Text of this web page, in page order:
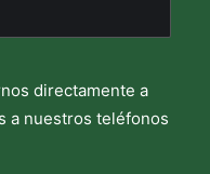
directamente a
a nuestros teléfonos